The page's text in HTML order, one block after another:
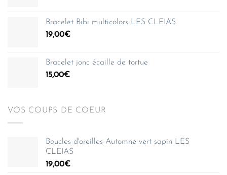
35,00€
Bracelet Bibi multicolors LES CLEIAS
19,00€
Bracelet jonc écaille de tortue
15,00€
VOS COUPS DE COEUR
Boucles d'oreilles Automne vert sapin LES
CLEIAS
19,00€